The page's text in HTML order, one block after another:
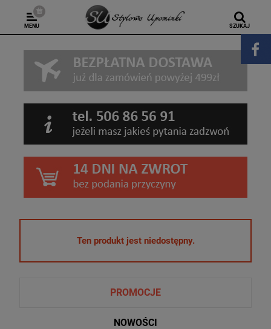
MENU SZUKAJ
Ten produkt jest niedostępny.
PROMOCJE
NOWOŚCI